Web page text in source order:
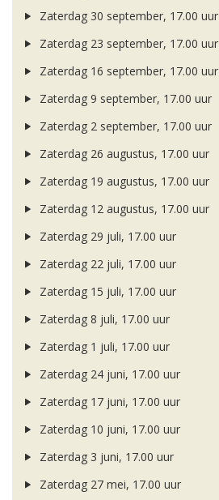
Zaterdag 30 september, 17.00 uur
Zaterdag 23 september, 17.00 uur
Zaterdag 16 september, 17.00 uur
Zaterdag 9 september, 17.00 uur
Zaterdag 2 september, 17.00 uur
Zaterdag 26 augustus, 17.00 uur
Zaterdag 19 augustus, 17.00 uur
Zaterdag 12 augustus, 17.00 uur
Zaterdag 29 juli, 17.00 uur
Zaterdag 22 juli, 17.00 uur
Zaterdag 15 juli, 17.00 uur
Zaterdag 8 juli, 17.00 uur
Zaterdag 1 juli, 17.00 uur
Zaterdag 24 juni, 17.00 uur
Zaterdag 17 juni, 17.00 uur
Zaterdag 10 juni, 17.00 uur
Zaterdag 3 juni, 17.00 uur
Zaterdag 27 mei, 17.00 uur